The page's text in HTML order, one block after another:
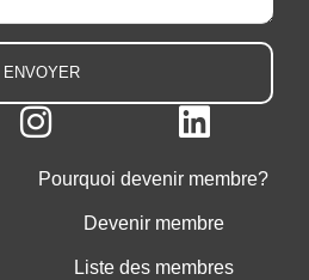
Pourquoi devenir membre?
Devenir membre
Liste des membres